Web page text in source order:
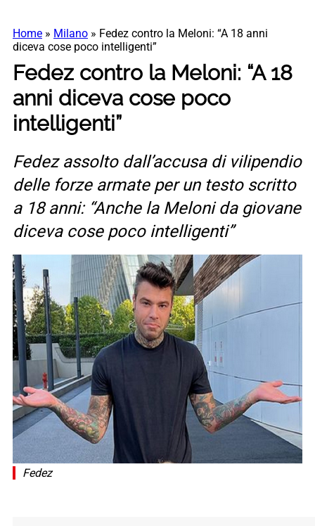
Home » Milano » Fedez contro la Meloni: “A 18 anni
diceva cose poco intelligenti”
Fedez contro la Meloni: “A 18
anni diceva cose poco
intelligenti”
Fedez assolto dall’accusa di vilipendio
delle forze armate per un testo scritto
a 18 anni: “Anche la Meloni da giovane
diceva cose poco intelligenti”
Fedez